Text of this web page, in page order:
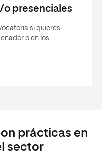
o presenciales
si quieres
o en los
prácticas en
sector